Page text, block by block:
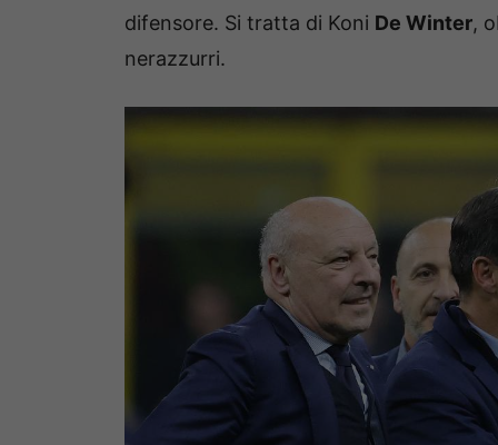
difensore. Si tratta di Koni De Winter,
nerazzurri.